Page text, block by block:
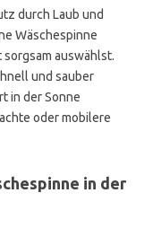
durch Laub und
Wäschespinne
auswählst.
und sauber
in der Sonne
oder mobilere
in der